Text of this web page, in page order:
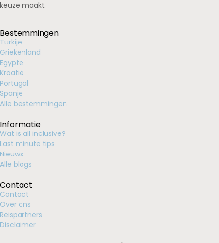
keuze maakt.
Bestemmingen
Turkije
Griekenland
Egypte
Kroatië
Portugal
Spanje
Alle bestemmingen
Informatie
Wat is all inclusive?
Last minute tips
Nieuws
Alle blogs
Contact
Contact
Over ons
Reispartners
Disclaimer